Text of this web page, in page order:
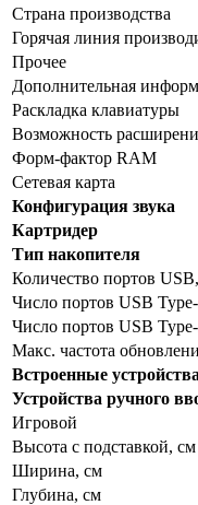
Страна производства
Горячая линия
Прочее
Дополнительная
Раскладка клавиатуры
Возможность
Форм-фактор RAM
Сетевая карта
Конфигурация звука
Картридер
Тип накопителя
Количество портов
Число портов USB
Число портов USB
Макс. частота
Встроенные устройства
Устройства ручного
Игровой
Высота с подставкой, см
Ширина, см
Глубина, см